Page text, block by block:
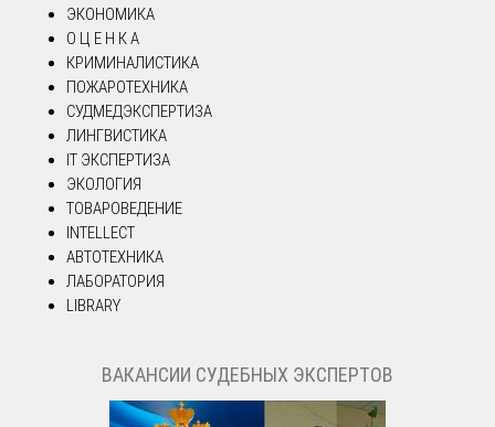
ЭКОНОМИКА
О Ц Е Н К А
КРИМИНАЛИСТИКА
ПОЖАРОТЕХНИКА
СУДМЕДЭКСПЕРТИЗА
ЛИНГВИСТИКА
IT ЭКСПЕРТИЗА
ЭКОЛОГИЯ
ТОВАРОВЕДЕНИЕ
INTELLECT
АВТОТЕХНИКА
ЛАБОРАТОРИЯ
LIBRARY
ВАКАНСИИ СУДЕБНЫХ ЭКСПЕРТОВ